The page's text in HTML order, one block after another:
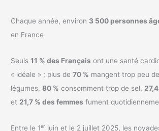
Chaque année, environ 3 500 personnes
en France
Seuls11 % des Français ont une santé
« idéale » ; plus de70 % mangent trop peu
légumes,80 % consomment trop de sel,
et 21,7 % des femmes fument
Entre le 1ᵉʳ juin et le 2 juillet 2025, les